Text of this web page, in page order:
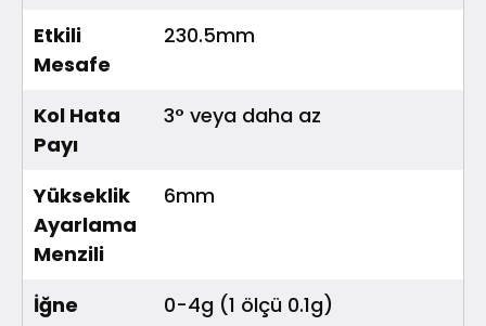
Etkili
Mesafe
230.5mm
Kol Hata
Payı
3° veya daha az
Yükseklik
Ayarlama
Menzili
6mm
İğne
0-4g (1 ölçü 0.1g)